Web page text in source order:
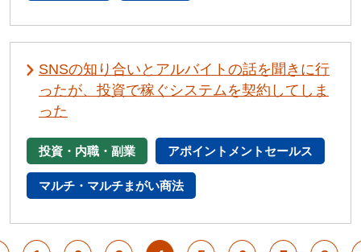
SNSの知り合いとアルバイトの話を聞きに行
ったが、投資で稼ぐシステムを契約してしま
った
投資・内職・副業 アポイントメントセールス
マルチ・マルチまがい商法